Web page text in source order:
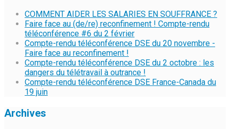
COMMENT AIDER LES SALARIES EN SOUFFRANCE ?
Faire face au (de/re) reconfinement ! Compte-rendu
téléconférence #6 du 2 février
Compte-rendu téléconférence DSE du 20 novembre -
Faire face au reconfinement !
Compte-rendu téléconférence DSE du 2 octobre : les
dangers du télétravail à outrance !
Compte-rendu téléconférence DSE France-Canada du
19 juin
Archives